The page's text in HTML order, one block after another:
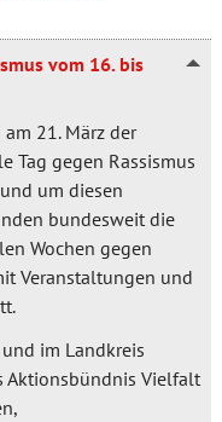
vom 16. bis
21. März der
Tag gegen Rassismus
um diesen
bundesweit die
Wochen gegen
Veranstaltungen und
im Landkreis
Aktionsbündnis Vielfalt